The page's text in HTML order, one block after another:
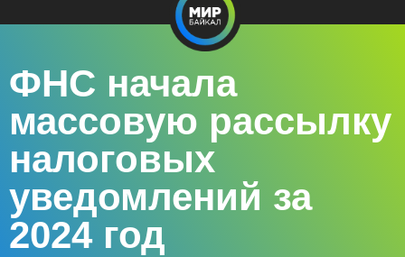
ФНС начала
массовую рассылку
налоговых
уведомлений за
2024 год